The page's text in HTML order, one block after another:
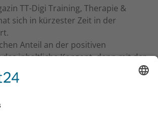
TT-Digi Training, Therapie &
sich in kürzester Zeit in der
Anteil an der positiven
das inhaltliche Konzept, denn mit der
an Studio-Inhaber, Trainer &
ein neuer Standard gesetzt. Ein